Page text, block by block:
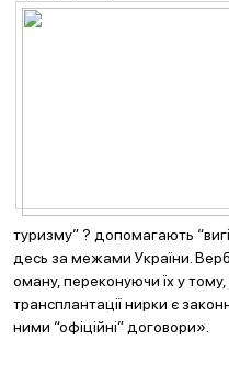
туризму” ? допомагають
десь за межами України.
оману, переконуючи їх у тому,
трансплантації нирки є
ними “офіційні” договори».